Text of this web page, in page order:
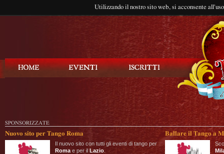
Utilizzando il nostro sito web, si acconsente
SPONSORIZZATE
Nuovo sito per Tango Roma
Il nuovo sito con tutti gli eventi di tango per
Roma e per il Lazio
Ballare il Tango a